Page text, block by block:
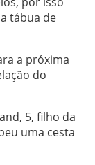
tábua de
a próxima
do
5, filho da
uma cesta